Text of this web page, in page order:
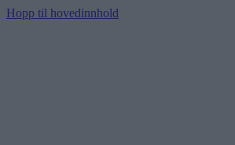
Hopp til hovedinnhold